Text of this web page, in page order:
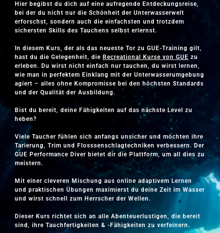
Hier begibst du dich auf eine aufregende Entdeckungsreise,
bei der du nicht nur die Schönheit der Unterwasserwelt
erforschst, sondern auch die einfachsten und trotzdem
sichersten Skills des Tauchens selbst erlernst.
In diesem Kurs, der als das neueste Tor zu GUE-Training gilt,
hast du die Gelegenheit, die Recreational Kurse von GUE zu
erleben. Du wirst nicht einfach nur tauchen, du wirst lernen,
wie man in perfektem Einklang mit der Unterwasserumgebung
agiert – alles ohne Kompromisse bei den höchsten Standards
und der Qualität der Ausbildung.
Bist du bereit, deine Fähigkeiten auf das nächste Level zu
heben?
Viele Taucher fühlen sich anfangs unsicher und möchten ihre
Tarierung, Trim und Flosssenschlagtechniken verbessern. Der
GUE Performance Diver bietet dir die Plattform, um all dies zu
meistern.
Mit einer cleveren Mischung aus online adaptivem Lernen
und praktischen Übungen maximierst du deine Zeit im Wasser
und wirst schnell zum Herrscher der Wellen.
Dieser Kurs richtet sich an alle Abenteuerlustigen, die bereit
sind, ihre Tauchfertigkeiten & -Fähigkeiten zu verfeinern.